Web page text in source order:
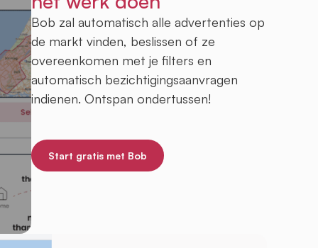
Bob zal automatisch alle advertenties op
de markt vinden, beslissen of ze
overeenkomen met je filters en
automatisch bezichtigingsaanvragen
indienen. Ontspan ondertussen!
Start gratis met Bob